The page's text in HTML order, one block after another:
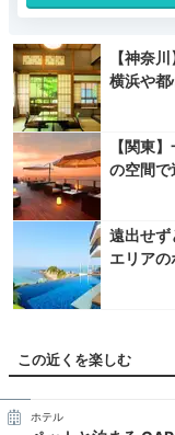
【神奈
横浜や都
【関東
の空間
遠出せ
エリア
この近くを楽しむ
ホテル